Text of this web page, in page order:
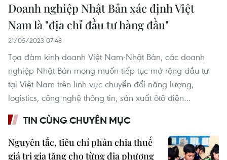
Doanh nghiệp Nhật Bản xác định Việt
Nam là "địa chỉ đầu tư hàng đầu"
21/05/2023 07:48
Tọa đàm kinh doanh Việt Nam-Nhật Bản, các doanh
nghiệp Nhật Bản mong muốn tiếp tục mở rộng đầu tư
tại Việt Nam trên lĩnh vực chuyển đổi năng lượng,
logistics, công nghệ thông tin, sản xuất ôtô điện…
TIN CÙNG CHUYÊN MỤC
Nguyên tắc, tiêu chí phân chia thuế
giá trị gia tăng cho từng địa phương